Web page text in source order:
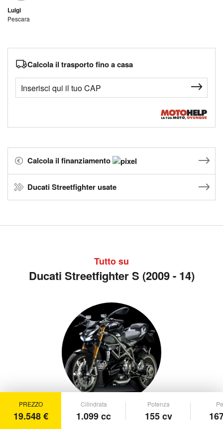
Luigi
Pescara
Calcola il trasporto fino a casa
Calcola il finanziamento
Ducati Streetfighter usate
Tutto su
Ducati Streetfighter S (2009 - 14)
PREZZO
19.548 €
Cilindrata
1.099 cc
Potenza
155 cv